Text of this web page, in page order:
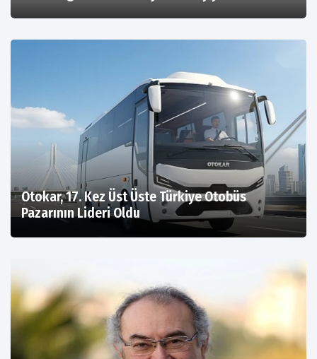
Otokar, 17. Kez Üst Üste Türkiye Otobüs
Pazarının Lideri Oldu